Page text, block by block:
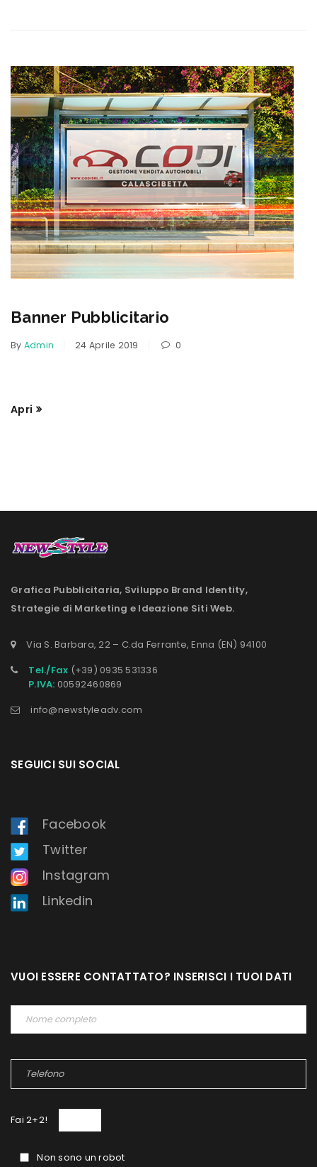
Banner Pubblicitario
By Admin 24 Aprile 2019 0
Apri
Grafica Pubblicitaria, Sviluppo Brand Identity,
Strategie di Marketing e Ideazione Siti Web.
Via S. Barbara, 22 – C.da Ferrante, Enna (EN) 94100
Tel./Fax (+39) 0935 531336
P.IVA: 00592460869
info@newstyleadv.com
SEGUICI SUI SOCIAL
Facebook
Twitter
Instagram
Linkedin
VUOI ESSERE CONTATTATO? INSERISCI I TUOI DATI
Fai 2+2!
Non sono un robot